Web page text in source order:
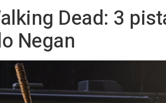
Dead: 3
Negan